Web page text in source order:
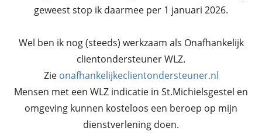
geweest stop ik daarmee per 1 januari 2026.
Wel ben ik nog (steeds) werkzaam als Onafhankelijk
clientondersteuner WLZ.
Zie onafhankelijkeclientondersteuner.nl
Mensen met een WLZ indicatie in St.Michielsgestel en
omgeving kunnen kosteloos een beroep op mijn
dienstverlening doen.